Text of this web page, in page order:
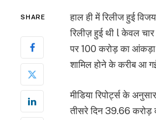
SHARE
हाल ही में रिलीज हुई
रिलीज़ हुई थी l केवल चार
पर 100 करोड़ का
शामिल होने के करीब आ
मीडिया रिपोर्ट्स के
तीसरे दिन 39.66